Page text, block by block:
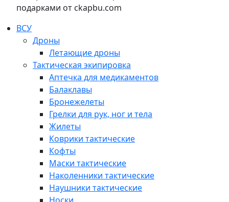
подарками от ckapbu.com
ВСУ
Дроны
Летающие дроны
Тактическая экипировка
Аптечка для медикаментов
Балаклавы
Бронежелеты
Грелки для рук, ног и тела
Жилеты
Коврики тактические
Кофты
Маски тактические
Наколенники тактические
Наушники тактические